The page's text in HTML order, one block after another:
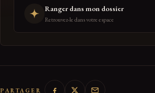
Ranger dans mon dossier
Retrouvez-le dans votre espace
PARTAGER